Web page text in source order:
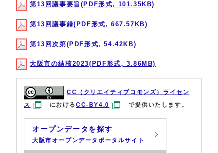
第13回議事要旨(PDF形式, 101.35KB)
第13回議事録(PDF形式, 667.57KB)
第13回次第(PDF形式, 54.42KB)
大阪市の結核2023(PDF形式, 3.86MB)
CC（クリエイティブコモンズ）ライセン
ス
におけるCC-BY4.0 で提供いたします。
オープンデータを探す
大阪市オープンデータポータルサイト